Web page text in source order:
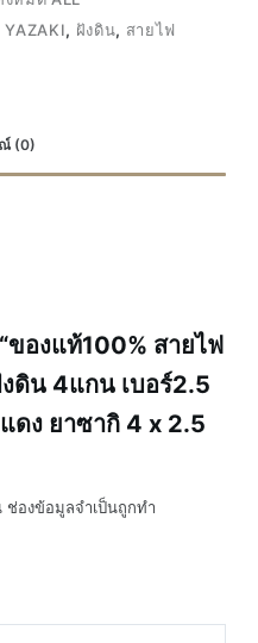
YAZAKI, ฝังดิน, สายไฟ
(0)
องแท้100% สายไฟ
ดิน 4แกน เบอร์2.5
ดง ยาซากิ 4 x 2.5
ช่องข้อมูลจำเป็นถูกทำ